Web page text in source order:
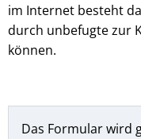
im Internet besteht
durch unbefugte zur
können.
Das Formular wird